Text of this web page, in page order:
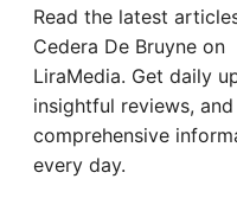
Read the latest
Cedera De Bruyne on
LiraMedia. Get daily
insightful reviews, and
comprehensive
every day.